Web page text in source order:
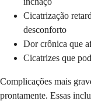
Cicatrização
desconforto
Dor crônica que
Cicatrizes que
Complicações mais
prontamente. Essas